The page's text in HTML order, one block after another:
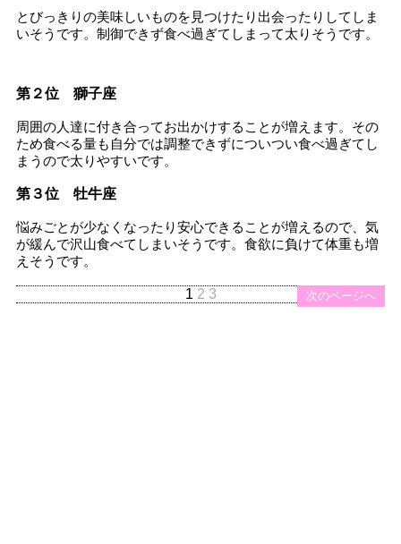
とびっきりの美味しいものを見つけたり出会ったりしてしま
いそうです。制御できず食べ過ぎてしまって太りそうです。
第２位 獅子座
周囲の人達に付き合ってお出かけすることが増えます。その
ため食べる量も自分では調整できずについつい食べ過ぎてし
まうので太りやすいです。
第３位 牡牛座
悩みごとが少なくなったり安心できることが増えるので、気
が緩んで沢山食べてしまいそうです。食欲に負けて体重も増
えそうです。
次のページへ
1 2 3